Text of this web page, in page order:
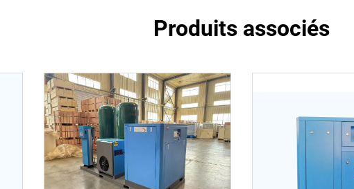
Produits associés